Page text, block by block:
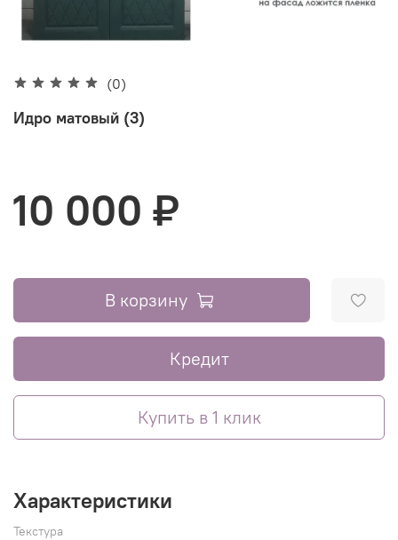
(0)
Идро матовый (3)
10 000 ₽
В корзину
Кредит
Купить в 1 клик
Характеристики
Текстура